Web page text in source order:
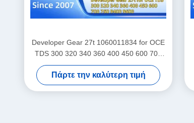
Developer Gear 27t 1060011834 for OCE
TDS 300 320 340 360 400 450 600 700
750 9400 9600 Gears Ανταλλακτικά
Ανταλλακτικά
Πάρτε την καλύτερη τιμή